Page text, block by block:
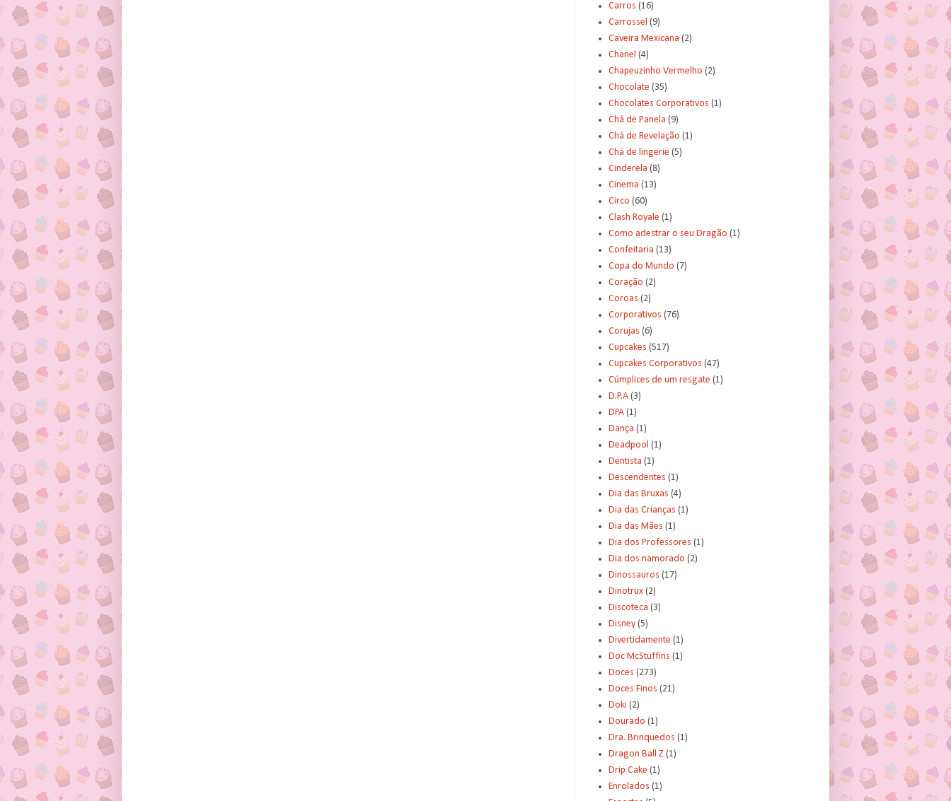
Carros (16)
Carrossel (9)
Caveira Mexicana (2)
Chanel (4)
Chapeuzinho Vermelho (2)
Chocolate (35)
Chocolates Corporativos (1)
Chá de Panela (9)
Chá de Revelação (1)
Chá de lingerie (5)
Cinderela (8)
Cinema (13)
Circo (60)
Clash Royale (1)
Como adestrar o seu Dragão (1)
Confeitaria (13)
Copa do Mundo (7)
Coração (2)
Coroas (2)
Corporativos (76)
Corujas (6)
Cupcakes (517)
Cupcakes Corporativos (47)
Cúmplices de um resgate (1)
D.P.A (3)
DPA (1)
Dança (1)
Deadpool (1)
Dentista (1)
Descendentes (1)
Dia das Bruxas (4)
Dia das Crianças (1)
Dia das Mães (1)
Dia dos Professores (1)
Dia dos namorado (2)
Dinossauros (17)
Dinotrux (2)
Discoteca (3)
Disney (5)
Divertidamente (1)
Doc McStuffins (1)
Doces (273)
Doces Finos (21)
Doki (2)
Dourado (1)
Dra. Brinquedos (1)
Dragon Ball Z (1)
Drip Cake (1)
Enrolados (1)